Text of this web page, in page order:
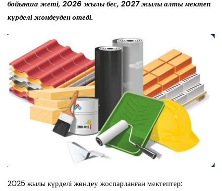
бойынша жеті, 2026 жылы бес, 2027 жылы алты мектеп
күрделі жөндеуден өтеді.
2025 жылы күрделі жөндеу жоспарланған мектептер: